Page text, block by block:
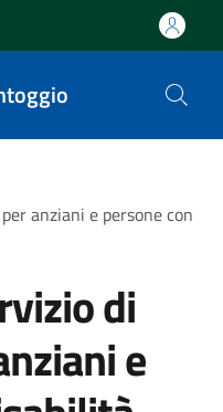
anziani e persone con
di
e